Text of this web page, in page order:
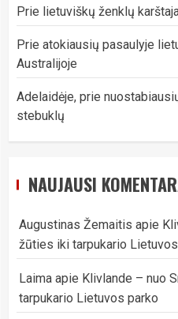
Prie lietuviškų ženklų
Prie atokiausių pasaulyje
Australijoje
Adelaidėje, prie
stebuklų
NAUJAUSI
Augustinas Žemaitis apie
žūties iki tarpukario
Laima apie Klivlande – nuo
tarpukario Lietuvos parko